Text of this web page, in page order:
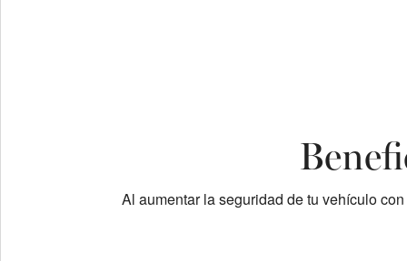
Al aumentar la seguridad de tu vehículo